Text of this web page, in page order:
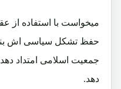
میخواست با استفاده
حفظ تشکل سیاسی اش
جمعیت اسلامی امتداد
دهد.